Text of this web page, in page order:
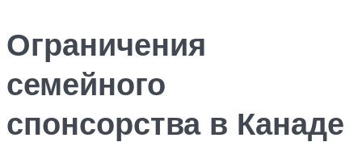
Ограничения
семейного
спонсорства в Канаде